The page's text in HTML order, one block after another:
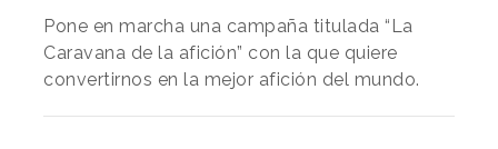
Pone en marcha una campaña titulada “La
Caravana de la afición” con la que quiere
convertirnos en la mejor afición del mundo.